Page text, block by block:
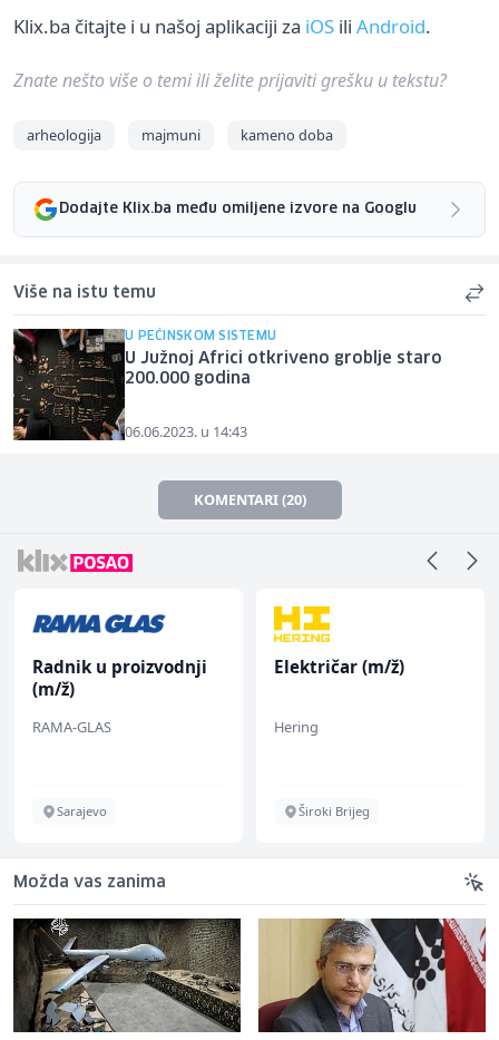
Klix.ba čitajte i u našoj aplikaciji za iOS ili Android.
Znate nešto više o temi ili želite prijaviti grešku u tekstu?
arheologija majmuni kameno doba
Dodajte Klix.ba među omiljene izvore na Googlu
Više na istu temu
U PEĆINSKOM SISTEMU
U Južnoj Africi otkriveno groblje staro
200.000 godina
06.06.2023. u 14:43
KOMENTARI (20)
Radnik u proizvodnji
(m/ž)
RAMA-GLAS
Sarajevo
Električar (m/ž)
Hering
Široki Brijeg
Možda vas zanima